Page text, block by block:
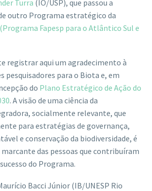
Turra (IO/USP), que passou a
outro Programa estratégico da
(Programa Fapesp para o Atlântico Sul e
registrar aqui um agradecimento à
pesquisadores para o Biota e, em
do Plano Estratégico de Ação do
. A visão de uma ciência da
socialmente relevante, que
para estratégias de governança,
e conservação da biodiversidade, é
das pessoas que contribuíram
do Programa.
Bacci Júnior (IB/UNESP Rio